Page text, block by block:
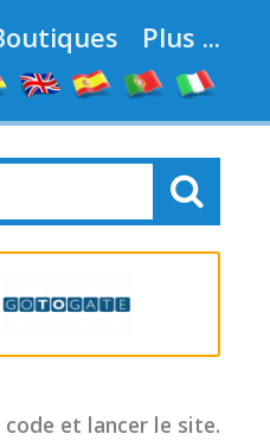
Plus ...
et lancer le site.